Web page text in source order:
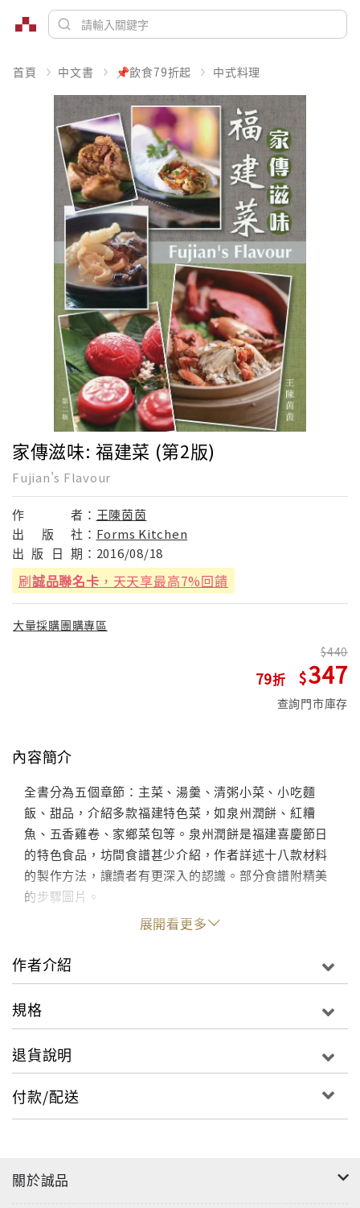
首頁 中文書 📌飲食79折起 中式料理
家傳滋味: 福建菜 (第2版)
Fujian's Flavour
作 者： 王陳茵茵
出
版 社： Forms Kitchen
出 版 日 期： 2016/08/18
刷誠品聯名卡 ，天天享最高7%回饋
大量採購團購專區
79
440
347
查詢門市庫存
內容簡介
全書分為五個章節：主菜、湯羹、清粥小菜、小吃麵
飯、甜品，介紹多款福建特色菜，如泉州潤餅、紅糟
魚、五香雞卷、家鄉菜包等。泉州潤餅是福建喜慶節日
的特色食品，坊間食譜甚少介紹，作者詳述十八款材料
的製作方法，讓讀者有更深入的認識。部分食譜附精美
的步驟圖片。
展開看更多
作者介紹
規格
退貨說明
付款/配送
關於誠品